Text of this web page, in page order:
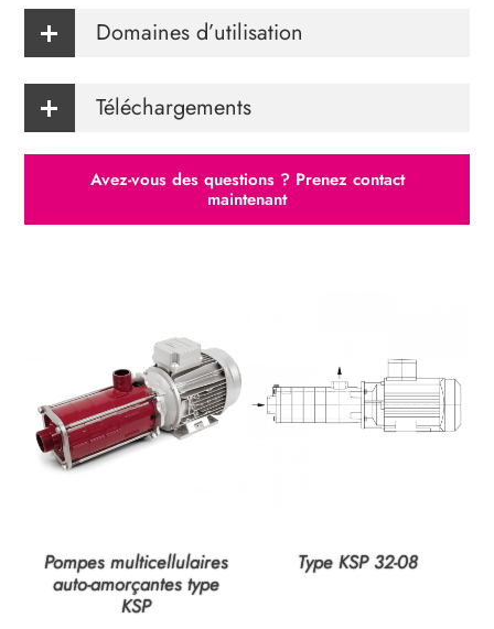
Domaines d’utilisation
Téléchargements
Avez-vous des questions ? Prenez contact
maintenant
Pompes multicellulaires
­auto-amorçantes type
KSP
Type KSP 32-08